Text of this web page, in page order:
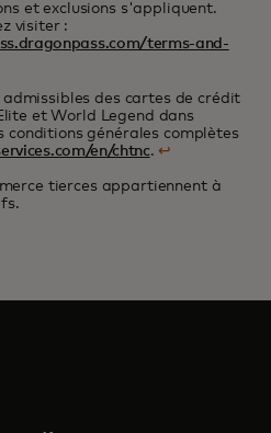
et exclusions s'appliquent.
visiter :
terms-and-
onglet
des cartes de crédit
et World Legend dans
conditions générales complètes
en/chtnc.↩
tierces appartiennent à